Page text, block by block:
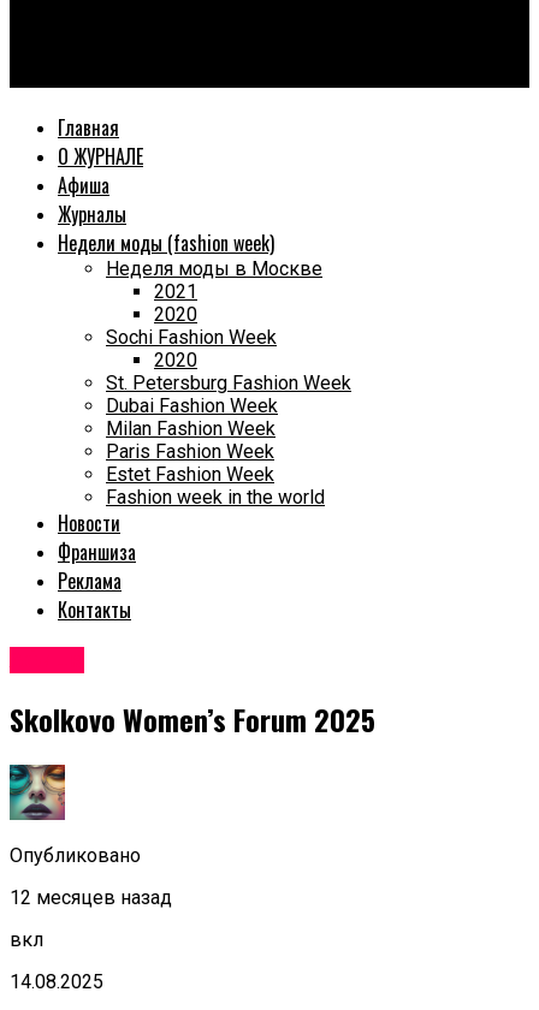
Главная
О ЖУРНАЛЕ
Афиша
Журналы
Недели моды (fashion week)
Неделя моды в Москве
2021
2020
Sochi Fashion Week
2020
St. Petersburg Fashion Week
Dubai Fashion Week
Milan Fashion Week
Paris Fashion Week
Estet Fashion Week
Fashion week in the world
Новости
Франшиза
Реклама
Контакты
Skolkovo Women’s Forum 2025
Опубликовано
12 месяцев назад
вкл
14.08.2025